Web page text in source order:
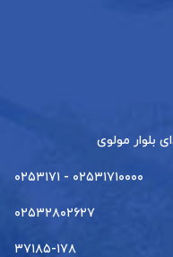
بلوار مولوی
۰۲۵۳۱۷۱۰۰۰۰ - ۰۲۵۳۱۷۱
۰۲۵۳۲۸۰۲۶۲۷
۳۷۱۸۵-۱۷۸